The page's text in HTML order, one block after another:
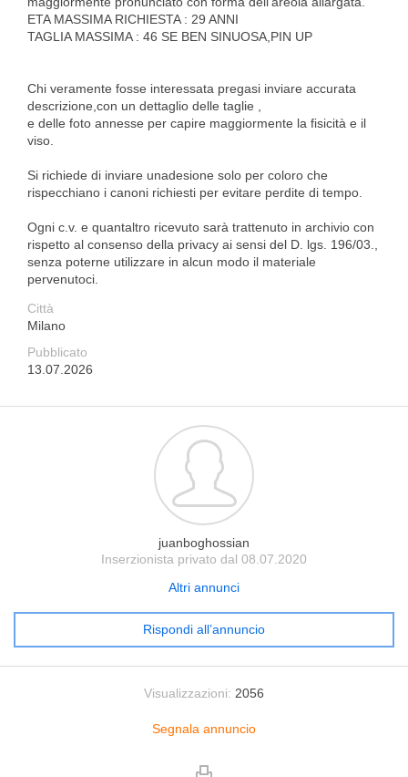
ETA MASSIMA RICHIESTA : 29 ANNI
TAGLIA MASSIMA : 46 SE BEN SINUOSA,PIN UP
Chi veramente fosse interessata pregasi inviare accurata
descrizione,con un dettaglio delle taglie ,
e delle foto annesse per capire maggiormente la fisicità e il
viso.
Si richiede di inviare unadesione solo per coloro che
rispecchiano i canoni richiesti per evitare perdite di tempo.
Ogni c.v. e quantaltro ricevuto sarà trattenuto in archivio con
rispetto al consenso della privacy ai sensi del D. lgs. 196/03.,
senza poterne utilizzare in alcun modo il materiale
pervenutoci.
Città
Milano
Pubblicato
13.07.2026
juanboghossian
Inserzionista privato dal 08.07.2020
Altri annunci
Rispondi all’annuncio
Visualizzazioni: 2056
Segnala annuncio